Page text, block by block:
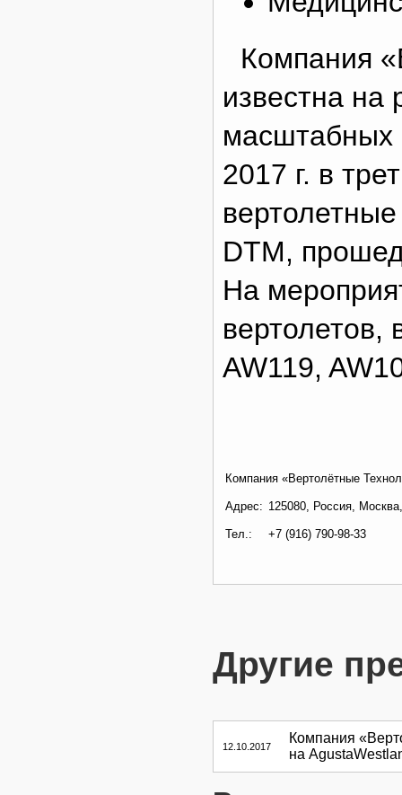
Компания
известна на
масштабных
2017 г. в
DTM,
На
вертолетов,
AW119,
Компания «Вертолётные
Адрес: 125080, Россия,
Тел.: +7 (916) 790-98-33
Другие
12.10.2017
Компания
на